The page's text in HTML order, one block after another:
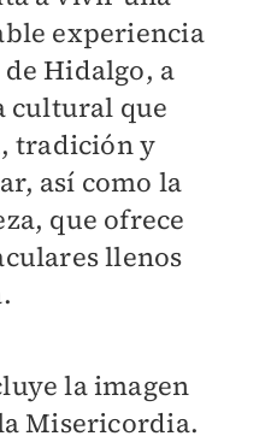
experiencia
Hidalgo, a
cultural que
tradición y
así como la
que ofrece
llenos
la imagen
Misericordia.